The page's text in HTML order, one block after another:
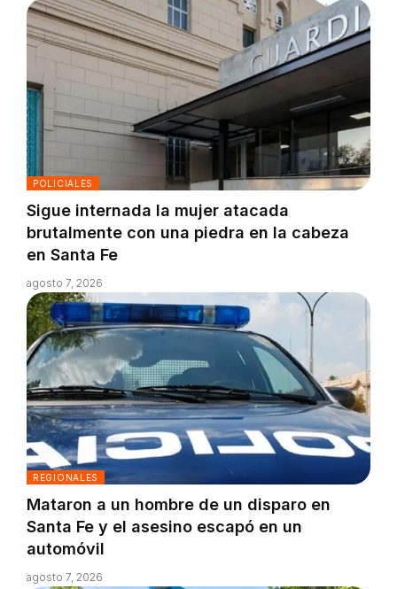
POLICIALES
Sigue internada la mujer atacada
brutalmente con una piedra en la cabeza
en Santa Fe
agosto 7, 2026
REGIONALES
Mataron a un hombre de un disparo en
Santa Fe y el asesino escapó en un
automóvil
agosto 7, 2026